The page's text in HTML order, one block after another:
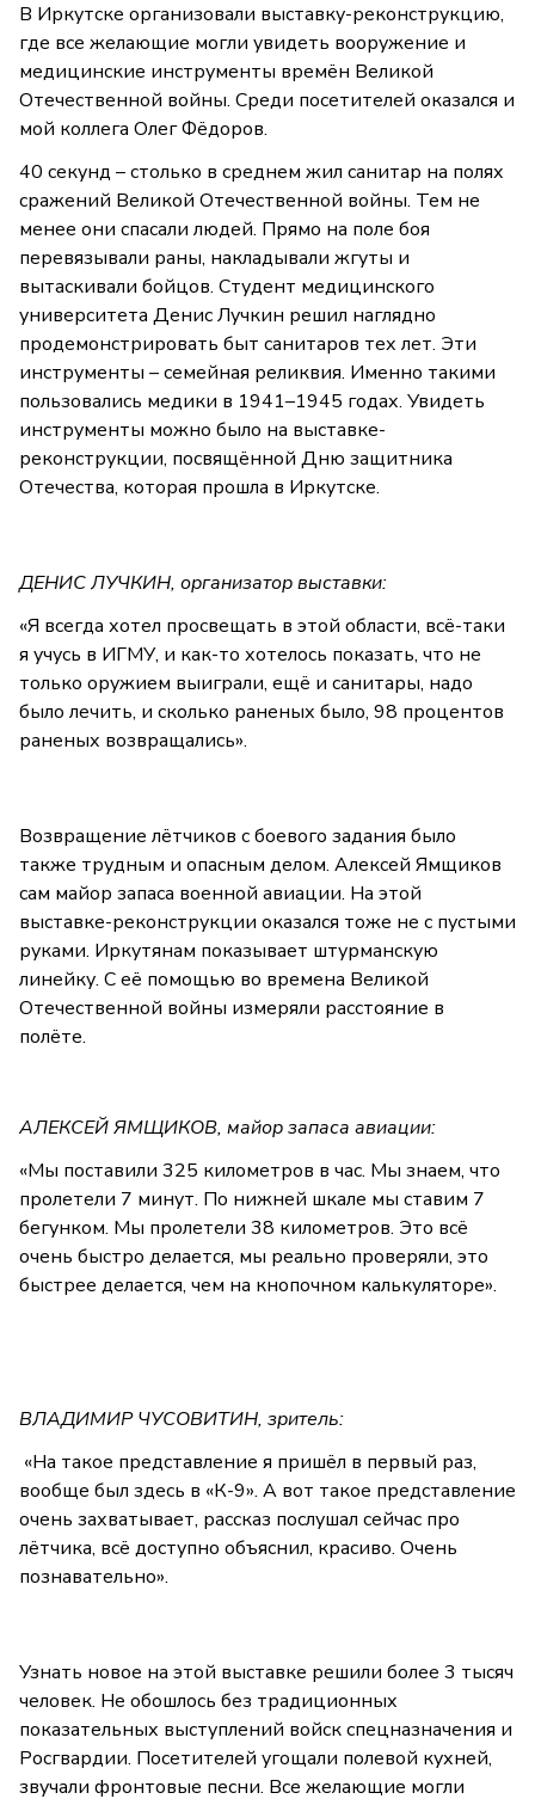
В Иркутске организовали выставку-реконструкцию,
где все желающие могли увидеть вооружение и
медицинские инструменты времён Великой
Отечественной войны. Среди посетителей оказался и
мой коллега Олег Фёдоров.
40 секунд – столько в среднем жил санитар на полях
сражений Великой Отечественной войны. Тем не
менее они спасали людей. Прямо на поле боя
перевязывали раны, накладывали жгуты и
вытаскивали бойцов. Студент медицинского
университета Денис Лучкин решил наглядно
продемонстрировать быт санитаров тех лет. Эти
инструменты – семейная реликвия. Именно такими
пользовались медики в 1941–1945 годах. Увидеть
инструменты можно было на выставке-
реконструкции, посвящённой Дню защитника
Отечества, которая прошла в Иркутске.
ДЕНИС ЛУЧКИН, организатор выставки:
«Я всегда хотел просвещать в этой области, всё-таки
я учусь в ИГМУ, и как-то хотелось показать, что не
только оружием выиграли, ещё и санитары, надо
было лечить, и сколько раненых было, 98 процентов
раненых возвращались».
Возвращение лётчиков с боевого задания было
также трудным и опасным делом. Алексей Ямщиков
сам майор запаса военной авиации. На этой
выставке-реконструкции оказался тоже не с пустыми
руками. Иркутянам показывает штурманскую
линейку. С её помощью во времена Великой
Отечественной войны измеряли расстояние в
полёте.
АЛЕКСЕЙ ЯМЩИКОВ, майор запаса авиации:
«Мы поставили 325 километров в час. Мы знаем, что
пролетели 7 минут. По нижней шкале мы ставим 7
бегунком. Мы пролетели 38 километров. Это всё
очень быстро делается, мы реально проверяли, это
быстрее делается, чем на кнопочном калькуляторе».
ВЛАДИМИР ЧУСОВИТИН, зритель:
«На такое представление я пришёл в первый раз,
вообще был здесь в «К-9». А вот такое представление
очень захватывает, рассказ послушал сейчас про
лётчика, всё доступно объяснил, красиво. Очень
познавательно».
Узнать новое на этой выставке решили более 3 тысяч
человек. Не обошлось без традиционных
показательных выступлений войск спецназначения и
Росгвардии. Посетителей угощали полевой кухней,
звучали фронтовые песни. Все желающие могли